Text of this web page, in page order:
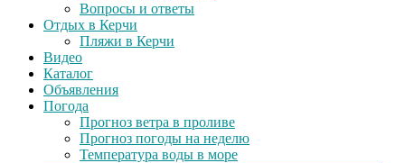
Вопросы и ответы
Отдых в Керчи
Пляжи в Керчи
Видео
Каталог
Объявления
Погода
Прогноз ветра в проливе
Прогноз погоды на неделю
Температура воды в море